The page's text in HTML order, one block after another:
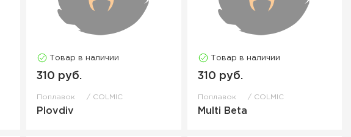
Товар в наличии
310 руб.
Поплавок COLMIC
Plovdiv
Товар в наличии
310 руб.
Поплавок COLMIC
Multi Beta